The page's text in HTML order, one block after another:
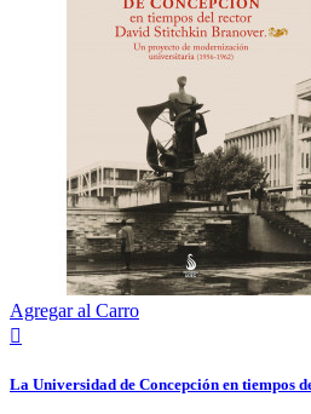
Agregar al Carro

La Universidad de Concepción en tiempos